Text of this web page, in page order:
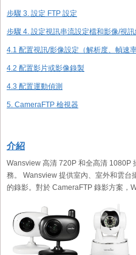
步驟 3. 設定 FTP 設定
步驟 4. 設定視訊串流設定檔和影像/視
4.1 配置視訊/影像設定（解析度、幀速率
4.2 配置影片或影像錄製
4.3 配置運動偵測
5. CameraFTP 檢視器
介紹
Wansview 高清 720P 和全高清 1080P
務。 Wansview 提供室內、室外和雲台
的錄影。對於 CameraFTP 錄影方案，